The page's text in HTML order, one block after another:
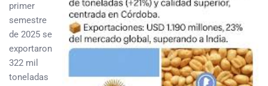
primer
semestre
de 2025 se
exportaron
322 mil
toneladas